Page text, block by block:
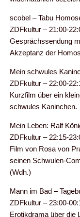
scobel – Tabu
ZDFkultur – 21:00-
Gesprächssendung
Akzeptanz der
Mein schwules
ZDFkultur – 22:00-
Kurzfilm über ein
schwules Kaninchen.
Mein Leben: Ralf
ZDFkultur – 22:15-
Film von Rosa von
seinen Schwulen-
(Wdh.)
Mann im Bad –
ZDFkultur – 23:00-
Erotikdrama über die